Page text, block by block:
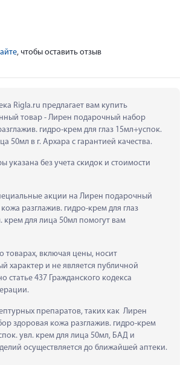
, чтобы оставить отзыв
Rigla.ru предлагает вам купить
товар - Лирен подарочный набор
гидро-крем для глаз 15мл+успок.
50мл в г. Архара с гарантией качества.
указана без учета скидок и стоимости
акции на Лирен подарочный
разглажив. гидро-крем для глаз
крем для лица 50мл помогут вам
товарах, включая цены, носит
характер и не является публичной
статье 437 Гражданского кодекса
препаратов, таких как  Лирен
здоровая кожа разглажив. гидро-крем
увл. крем для лица 50мл, БАД и
осуществляется до ближайшей аптеки.